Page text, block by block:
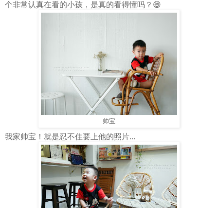
个非常认真在看的小孩，是真的看得懂吗？😄
帅宝
我家帅宝！就是忍不住要上他的照片...